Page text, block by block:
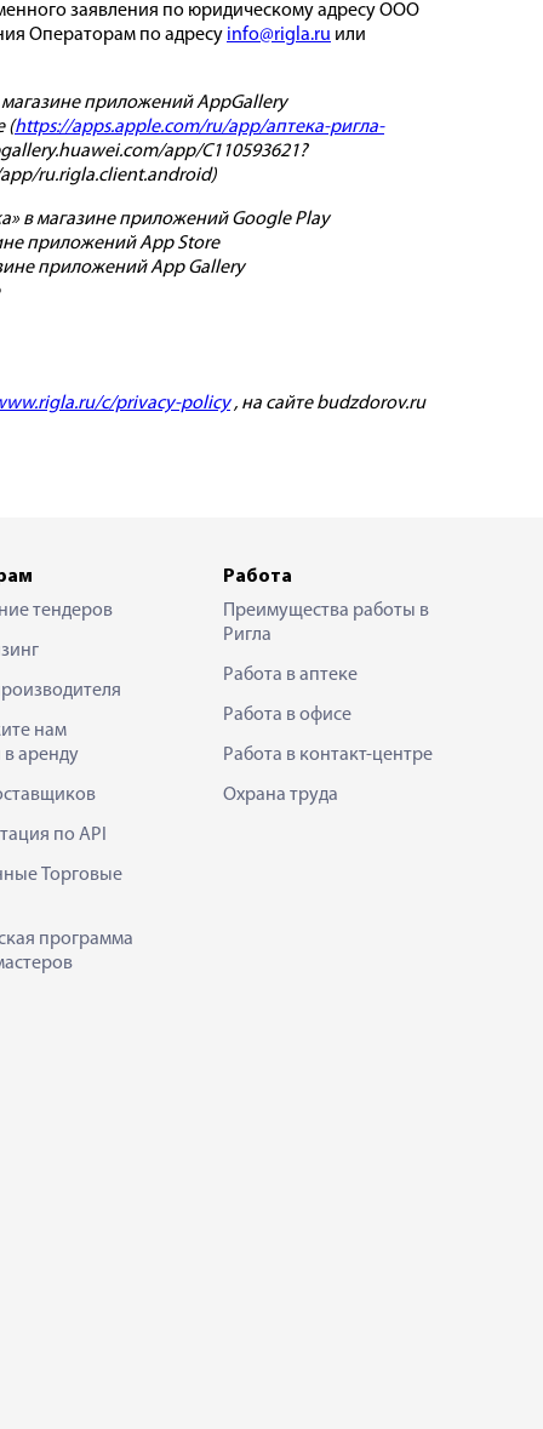
заявления по юридическому адресу ООО
Операторам по адресу info@rigla.ru или
приложений AppGallery
(https://apps.apple.com/ru/app/аптека-ригла-
app/C110593621?
ru.rigla.client.android)
в магазине приложений Google Play
приложений App Store
приложений App Gallery
c/privacy-policy, на сайте budzdorov.ru
тендеров
нам
аренду
по API
Торговые
программа
Работа
Преимущества работы в
Ригла
Работа в аптеке
Работа в офисе
Работа в контакт-центре
Охрана труда